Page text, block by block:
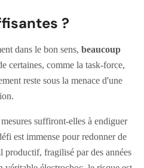
?
dans le bon sens, beaucoup
certaines, comme la task-force,
reste sous la menace d'une
suffiront-elles à endiguer
est immense pour redonner de
productif, fragilisé par des années